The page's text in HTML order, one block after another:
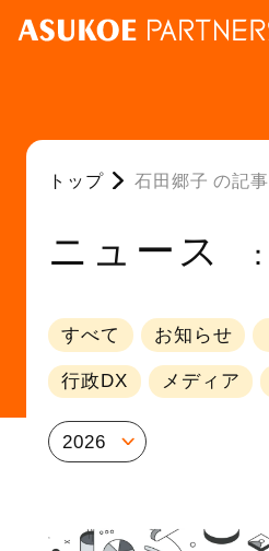
トップ 石田郷子 の記事
ニュース
すべて お知らせ
行政DX メディア
2026